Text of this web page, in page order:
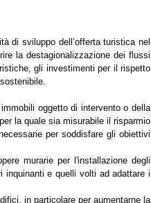
di sviluppo dell’offerta turistica nel
la destagionalizzazione dei flussi
gli investimenti per il rispetto
oggetto di intervento o della
la quale sia misurabile il risparmio
per soddisfare gli obiettivi
murarie per l'installazione degli
inquinanti e quelli volti ad adattare i
in particolare per aumentarne la